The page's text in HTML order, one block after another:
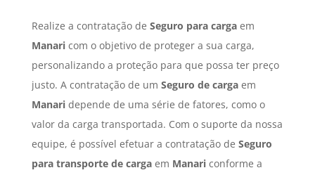
Realize a contratação de Seguro para cargaem
Manaricom o objetivo de proteger a sua carga,
personalizando a proteção para que possa ter preço
justo. A contratação de um Seguro de cargaem
Manaridepende de uma série de fatores, como o
valor da carga transportada. Com o suporte da nossa
equipe, é possível efetuar a contratação de Seguro
para transporte de cargaem Manariconforme a